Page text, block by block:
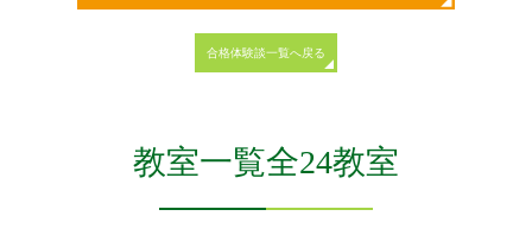
合格体験談一覧へ戻る
教室一覧全24教室